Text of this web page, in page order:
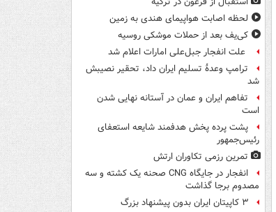
لحظه اصابت هواپیمای هندی به زمین
کی‌یف بعد از حملات موشکی روسیه
علت انفجار جبل‌علی امارات اعلام شد
ترامپ وعدۀ تسلیم ایران داد، تحقیر نصیبش
شد
تفاهم ایران و عمان در آستانه نهایی شدن
است
پشت پرده پخش هدفمند شایعه استعفای
رئیس‌جمهور
تمرین رزمی تکاوران ارتش
انفجار در جایگاه CNG صحنه یک کشته و سه
مصدوم برجا گذاشت
۳ کاپیتان ایران بدون پیشنهاد بزرگ